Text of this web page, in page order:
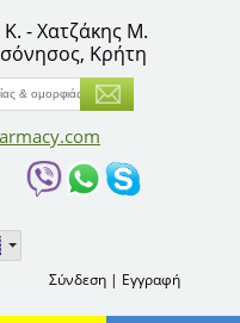
- Χατζάκης Μ.
Κρήτη
Σύνδεση | Εγγραφή